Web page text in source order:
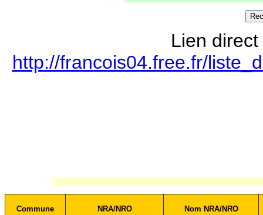
Lien
http://francois04.free.fr/
Commune NRA/NRO Nom NRA/NRO